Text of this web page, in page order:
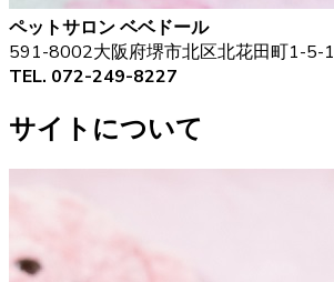
ペットサロン ベベドール
591-8002大阪府堺市北区北花田町1-5-1
TEL. 072-249-8227
サイトについて